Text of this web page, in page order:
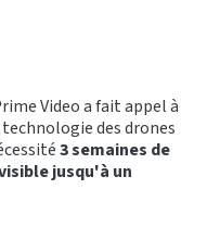
Video a fait appel à
des drones
3 semaines de
jusqu'à un